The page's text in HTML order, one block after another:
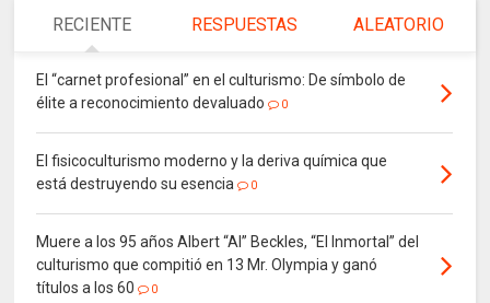
RECIENTE RESPUESTAS ALEATORIO
El “carnet profesional” en el culturismo: De símbolo de
élite a reconocimiento devaluado
0
El fisicoculturismo moderno y la deriva química que
está destruyendo su esencia
0
Muere a los 95 años Albert “Al” Beckles, “El Inmortal” del
culturismo que compitió en 13 Mr. Olympia y ganó
títulos a los 60
0